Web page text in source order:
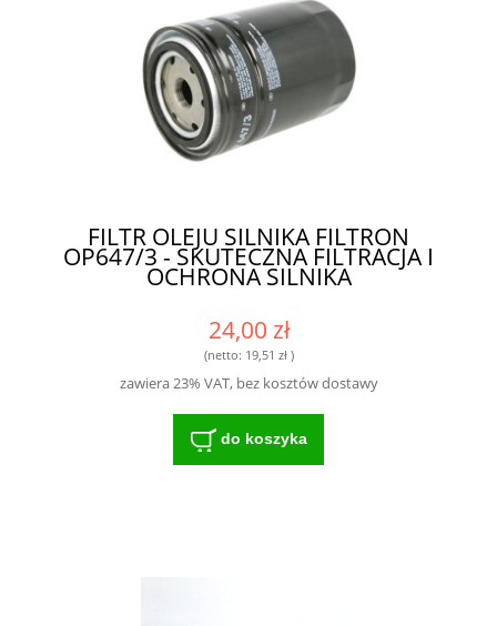
FILTR OLEJU SILNIKA FILTRON
OP647/3 - SKUTECZNA FILTRACJA I
OCHRONA SILNIKA
24,00 zł
(netto: 19,51 zł)
zawiera 23% VAT, bez kosztów dostawy
do koszyka